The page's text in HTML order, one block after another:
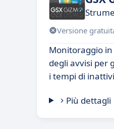
Versione
Monitoraggio
degli avvisi per
i tempi di
Più dettagli